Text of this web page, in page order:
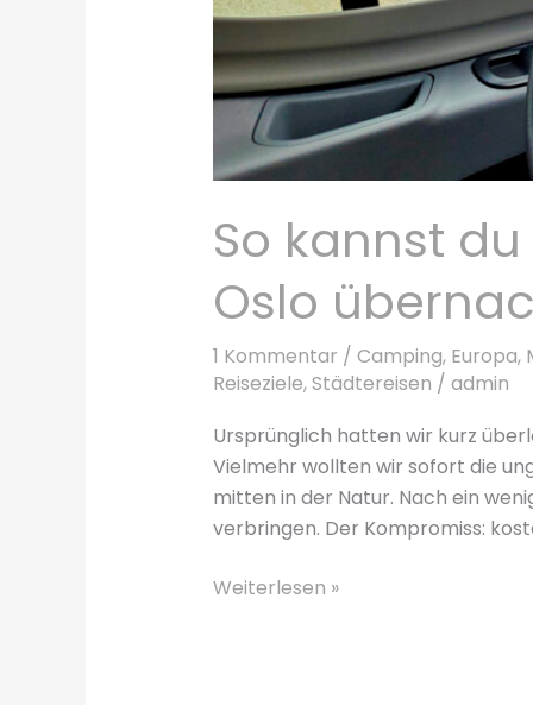
So kannst
Oslo
1 Kommentar / Camping, Europa,
Reiseziele,Städtereisen / admin
Ursprünglich hatten wir kurz
Vielmehr wollten wir sofort die
mitten in der Natur. Nach ein
verbringen. Der Kompromiss:
So
Weiterlesen »